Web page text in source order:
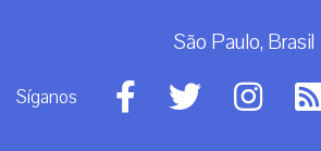
São Paulo, Brasil
Síganos